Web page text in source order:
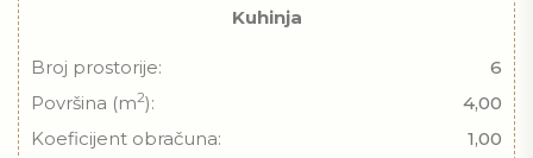
Kuhinja
Broj prostorije:
6
Površina (m2):
4,00
Koeficijent obračuna:
1,00